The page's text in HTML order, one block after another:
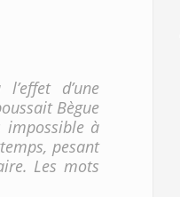
d’une
Bègue
impossible à
pesant
Les mots